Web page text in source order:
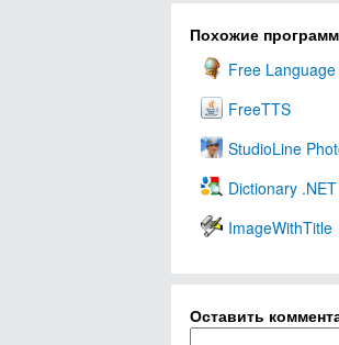
Похожие
Free
FreeTTS
StudioLine
Dictionary .NET
ImageWithTitle
Оставить